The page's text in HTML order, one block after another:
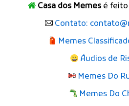
Casa dos Memesé feito
Contato:
Memes
Áudios de
Memes Do
Memes Do